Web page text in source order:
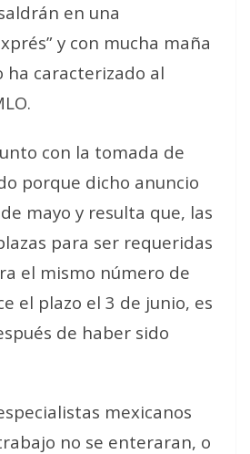
en una
y con mucha maña
ha caracterizado al
con la tomada de
porque dicho anuncio
mayo y resulta que, las
para ser requeridas
el mismo número de
el plazo el 3 de junio, es
de haber sido
mexicanos
no se enteraran, o